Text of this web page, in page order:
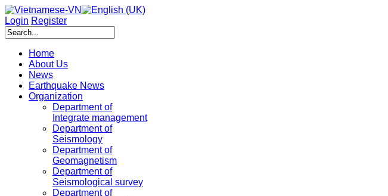
Login Register
Home
About Us
News
Earthquake News
Organization
Department of
Integrate management
Department of
Seismology
Department of
Geomagnetism
Department of
Seismological survey
Department of